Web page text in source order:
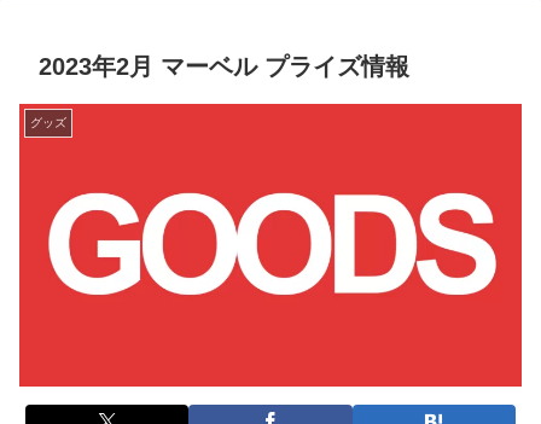
2023年2月 マーベル プライズ情報
グッズ